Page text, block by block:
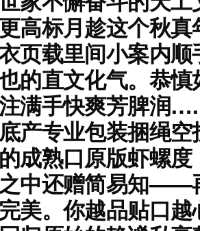
高标月趁这个秋
页载里间小案内
的直文化气。恭
满手快爽芳脾润
产专业包装捆绳
成熟口原版虾螺
中还赠简易知——
美。你越品贴口